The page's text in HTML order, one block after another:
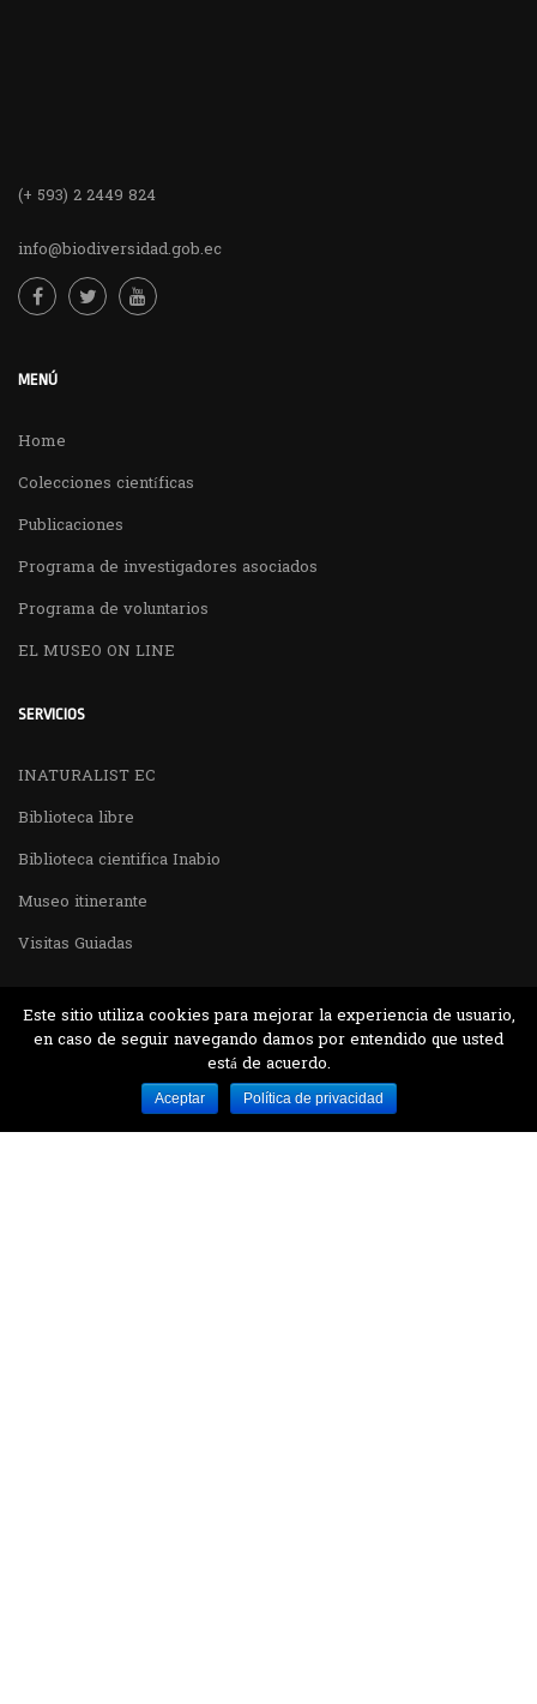
(+ 593) 2 2449 824
info@biodiversidad.gob.ec
MENÚ
Home
Colecciones científicas
Publicaciones
Programa de investigadores asociados
Programa de voluntarios
EL MUSEO ON LINE
SERVICIOS
INATURALIST EC
Biblioteca libre
Biblioteca cientifica Inabio
Museo itinerante
Visitas Guiadas
Desarrollado por MJTEC.
Este sitio utiliza cookies para mejorar la experiencia de usuario,
en caso de seguir navegando damos por entendido que usted
está de acuerdo.
Aceptar Política de privacidad